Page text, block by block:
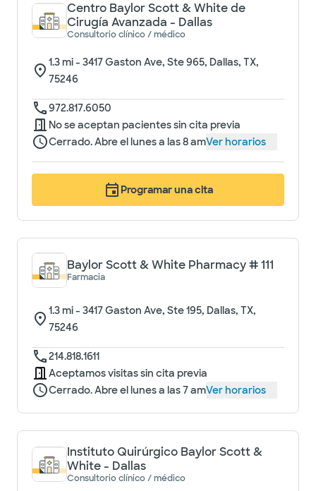
Centro Baylor Scott & White de
Cirugía Avanzada - Dallas
Consultorio clínico / médico
1.3mi - 3417 Gaston Ave, Ste 965, Dallas, TX,
75246
972.817.6050
No se aceptan pacientes sin cita previa
Cerrado. Abre el lunes a las 8 amVer horarios
Programar una cita
Baylor Scott & White Pharmacy # 111
Farmacia
1.3mi - 3417 Gaston Ave, Ste 195, Dallas, TX,
75246
214.818.1611
Aceptamos visitas sin cita previa
Cerrado. Abre el lunes a las 7 amVer horarios
Instituto Quirúrgico Baylor Scott &
White - Dallas
Consultorio clínico / médico